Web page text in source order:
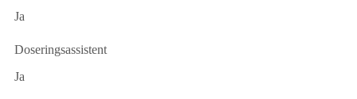
Ja
Doseringsassistent
Ja